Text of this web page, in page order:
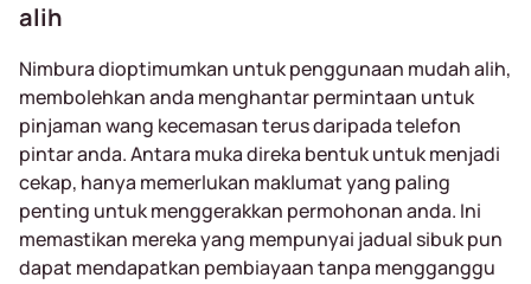
alih
Nimbura dioptimumkan untuk penggunaan mudah alih,
membolehkan anda menghantar permintaan untuk
pinjaman wang kecemasan terus daripada telefon
pintar anda. Antara muka direka bentuk untuk menjadi
cekap, hanya memerlukan maklumat yang paling
penting untuk menggerakkan permohonan anda. Ini
memastikan mereka yang mempunyai jadual sibuk pun
dapat mendapatkan pembiayaan tanpa mengganggu